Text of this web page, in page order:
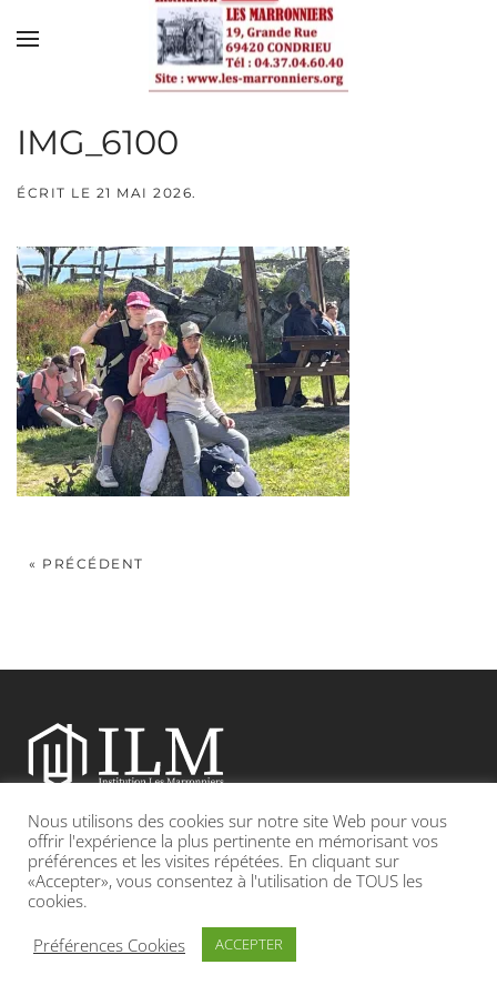
Skip to main content
IMG_6100
ÉCRIT LE 21 MAI 2026.
« PRÉCÉDENT
Etablissement catholique sous contrat d’association avec l’Etat
Adresse : 19, Grande rue 69420 CONDRIEU
INFOS LÉGALES POLITIQUE DE CONFIDENTIALITÉ
Nous utilisons des cookies sur notre site Web pour vous
offrir l'expérience la plus pertinente en mémorisant vos
préférences et les visites répétées. En cliquant sur
«Accepter», vous consentez à l'utilisation de TOUS les
cookies.
Préférences Cookies
ACCEPTER